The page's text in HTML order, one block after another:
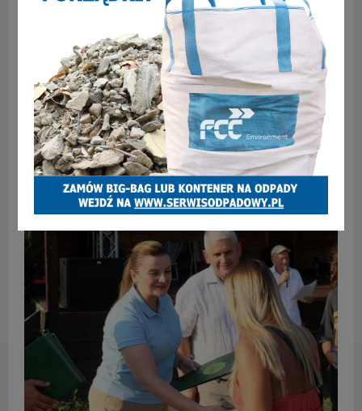
Nowy festiwal na Śląsku – poznajcie wszystkie
kolory orkiestr dętych